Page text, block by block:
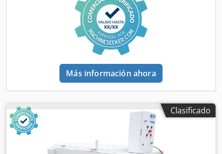
Más información ahora
Clasificado